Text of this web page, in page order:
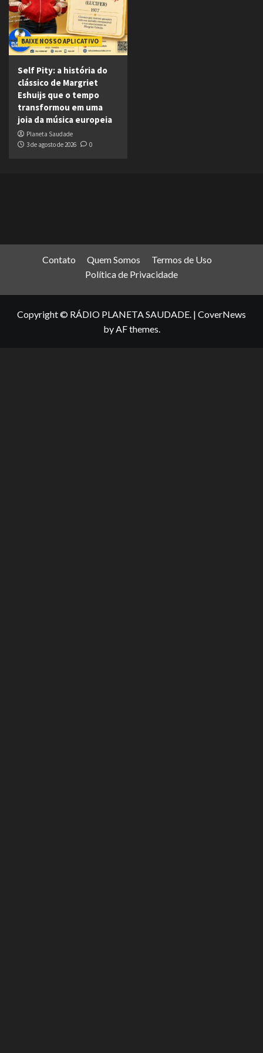
BAIXE NOSSO APLICATIVO
Self Pity: a história do
clássico de Margriet
Eshuijs que o tempo
transformou em uma
joia da música europeia
Planeta Saudade
3 de agosto de 2026
0
Contato Quem Somos
Termos de Uso
Política de Privacidade
Copyright © RÁDIO PLANETA SAUDADE. | CoverNews
by AF themes.